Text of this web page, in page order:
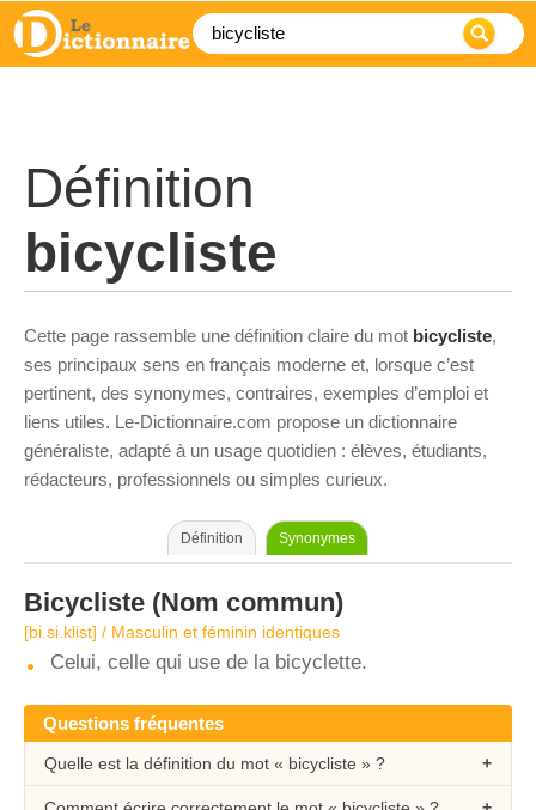
Définition
bicycliste
Cette page rassemble une définition claire du mot bicycliste,
ses principaux sens en français moderne et, lorsque c’est
pertinent, des synonymes, contraires, exemples d’emploi et
liens utiles. Le-Dictionnaire.com propose un dictionnaire
généraliste, adapté à un usage quotidien : élèves, étudiants,
rédacteurs, professionnels ou simples curieux.
Définition Synonymes
Bicycliste (Nom commun)
[bi.si.klist] / Masculin et féminin identiques
Celui, celle qui use de la bicyclette.
Questions fréquentes
Quelle est la définition du mot « bicycliste » ?